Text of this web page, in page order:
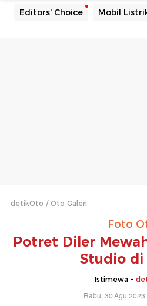
Editors' Choice Mobil
detikOto Oto Galeri
Foto
Potret Diler
Studio di
Istimewa -
Rabu, 30 Agu